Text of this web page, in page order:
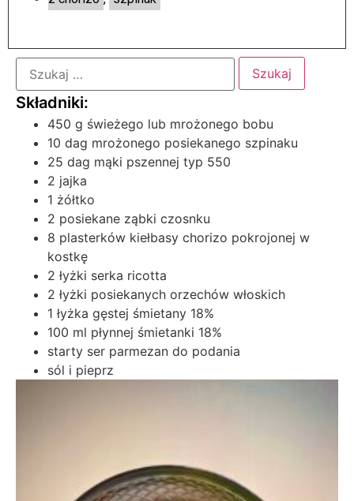
450 g świeżego lub mrożonego bobu
10 dag mrożonego posiekanego szpinaku
25 dag mąki pszennej typ 550
2 jajka
1 żółtko
2 posiekane ząbki czosnku
8 plasterków kiełbasy chorizo pokrojonej w
kostkę
2 łyżki serka ricotta
2 łyżki posiekanych orzechów włoskich
1 łyżka gęstej śmietany 18%
100 ml płynnej śmietanki 18%
starty ser parmezan do podania
sól i pieprz